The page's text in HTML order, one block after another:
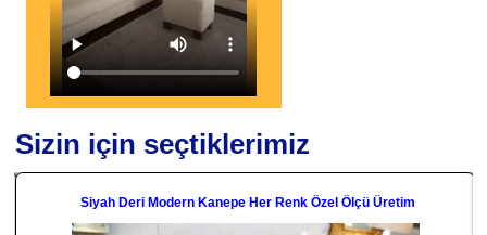
Sizin için seçtiklerimiz
Siyah Deri Modern Kanepe Her Renk Özel Ölçü Üretim